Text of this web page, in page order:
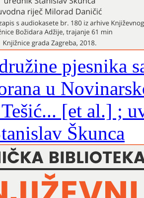
pjesnika
u
[et al.] ;
Škunca